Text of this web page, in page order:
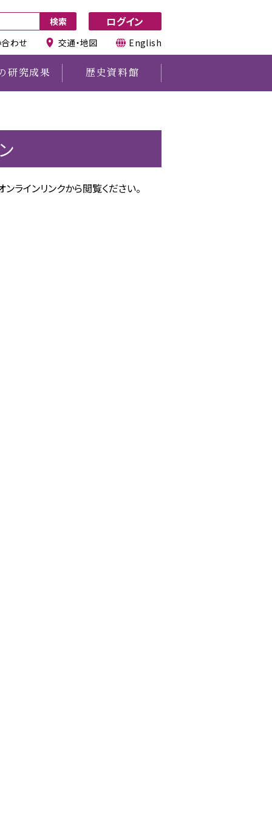
ログイン
利用時の注意事項
研究成果 歴史資料館
わせ 交通・地図 English
ラインリンクから閲覧ください。